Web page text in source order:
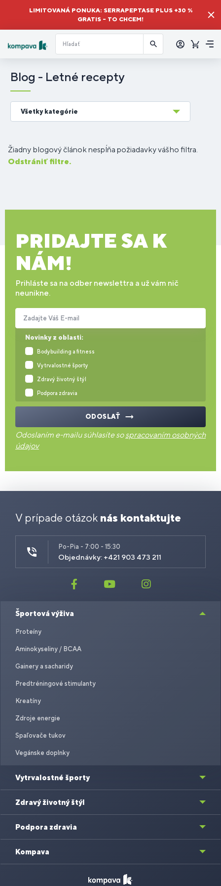
LIMITOVANÁ PONUKA: SERRAPEPTASE PLUS +30 %
GRATIS – TO CHCEM!
sa
Košík
Blog - Letné recepty
Všetky kategórie
Žiadny blogový článok nespĺňa požiadavky vášho filtra.
Odstrániť filtre.
PRIDAJTE SA K
NÁM!
Prihláste sa na odber newslettra a už vám nič
neunikne.
Novinky z oblasti:
Bodybuilding a fitness
Vytrvalostné športy
Zdravý životný štýl
Podpora zdravia
Zadajte Váš E-mail
ODOSLAŤ
Odoslaním e-mailu súhlasíte sospracovaním osobných
údajov
V prípade otázok nás kontaktujte
Po-Pia - 7:00 - 15:30
Objednávky: +421 903 473 211
Športová výživa
Proteíny
Aminokyseliny / BCAA
Gainery a sacharidy
Predtréningové stimulanty
Kreatíny
Zdroje energie
Spaľovače tukov
Vegánske doplnky
Vytrvalostné športy
Zdravý životný štýl
Podpora zdravia
Kompava